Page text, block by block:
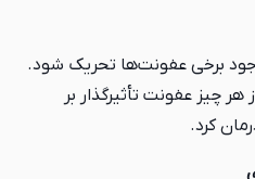
برخی عفونت‌ها تحریک شود.
چیز عفونت تأثیرگذار بر
کرد.